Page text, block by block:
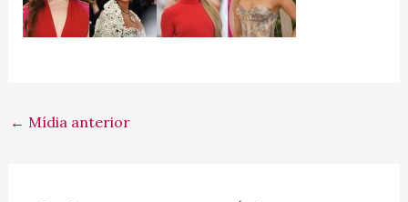
← Mídia anterior